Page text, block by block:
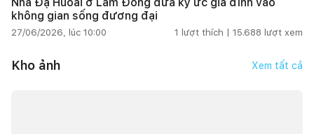
không gian sống đương đại
27/06/2026, lúc 10:00 1 lượt thích | 15.688 lượt xem
Kho ảnh Xem tất cả